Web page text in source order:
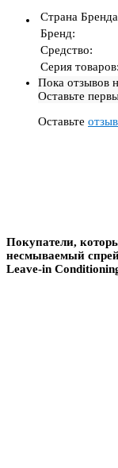
Страна Бренда
Бренд:
Средство:
Серия товаров:
Пока отзывов
Оставьте
Оставьте
Покупатели,
несмываемый
Leave-in